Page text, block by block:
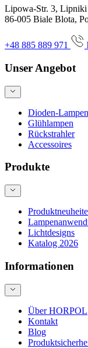
Lipowa-Str. 3, Lipniki
86-005 Biale Blota,
+48 885 889 971
Unser Angebot
Dioden-Lampen
Glühlampen
Rückstrahler
Accessoires
Produkte
Lichtdesigns
Katalog 2026
Informationen
Über HORPOL
Kontakt
Blog